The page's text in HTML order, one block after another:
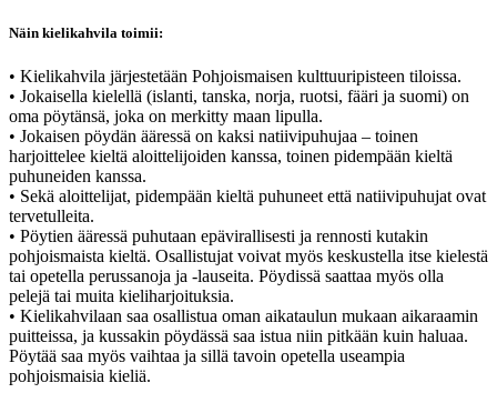
Näin kielikahvila toimii:
• Kielikahvila järjestetään Pohjoismaisen kulttuuripisteen tiloissa.
• Jokaisella kielellä (islanti, tanska, norja, ruotsi, fääri ja suomi) on
oma pöytänsä, joka on merkitty maan lipulla.
• Jokaisen pöydän ääressä on kaksi natiivipuhujaa – toinen
harjoittelee kieltä aloittelijoiden kanssa, toinen pidempään kieltä
puhuneiden kanssa.
• Sekä aloittelijat, pidempään kieltä puhuneet että natiivipuhujat ovat
tervetulleita.
• Pöytien ääressä puhutaan epävirallisesti ja rennosti kutakin
pohjoismaista kieltä. Osallistujat voivat myös keskustella itse kielestä
tai opetella perussanoja ja -lauseita. Pöydissä saattaa myös olla
pelejä tai muita kieliharjoituksia.
• Kielikahvilaan saa osallistua oman aikataulun mukaan aikaraamin
puitteissa, ja kussakin pöydässä saa istua niin pitkään kuin haluaa.
Pöytää saa myös vaihtaa ja sillä tavoin opetella useampia
pohjoismaisia kieliä.